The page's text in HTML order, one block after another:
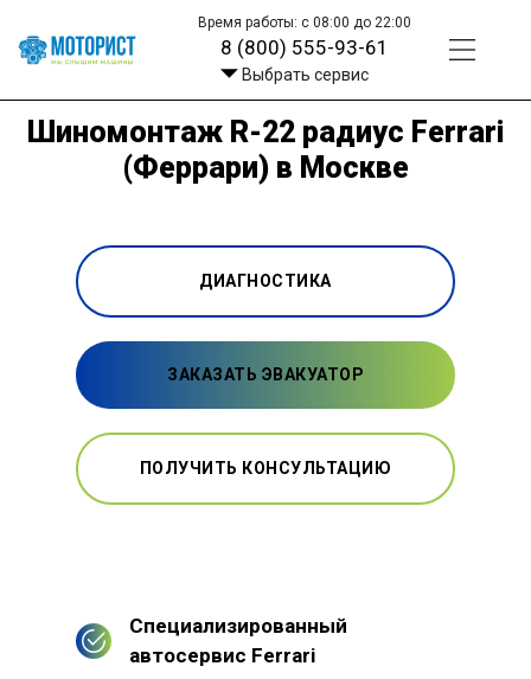
Время работы: с 08:00 до 22:00
8 (800) 555-93-61
Выбрать сервис
Шиномонтаж R-22 радиус Ferrari
(Феррари) в Москве
ДИАГНОСТИКА
ЗАКАЗАТЬ ЭВАКУАТОР
ПОЛУЧИТЬ КОНСУЛЬТАЦИЮ
Специализированный
автосервис Ferrari